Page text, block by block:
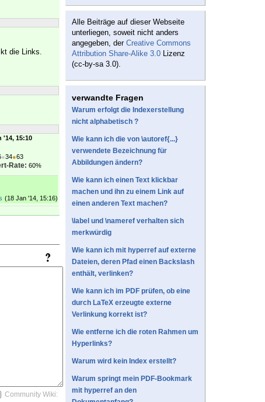
die Links.
'14, 15:10
●34●63
Rate: 60%
(18 Jan '14, 15:16)
Community Wiki:
Alle Beiträge auf dieser Webseite
unterliegen, soweit nicht anders
angegeben, der Creative Commons
Attribution Share-Alike 3.0 Lizenz
(cc-by-sa 3.0).
verwandte Fragen
Warum erfolgt die Indexerstellung
nicht alphabetisch ?
Wie kann ich die von \autoref{...}
verwendete Bezeichnung für
Abbildungen ändern?
Wie kann ich einen Text klickbar
machen und ihn zu einem Link auf
einen anderen Text machen?
\label und \nameref verhalten sich
merkwürdig
Wie kann ich mit hyperref auf externe
Dateien, deren Pfad einen Backslash
enthält, verlinken?
Wie kann ich im PDF prüfen, ob eine
durch LaTeX erzeugte externe
Verlinkung korrekt ist?
Wie entferne ich die roten Rahmen um
Hyperlinks?
Warum wird kein Index erstellt?
Warum springt mein PDF-Bookmark
mit hyperref an den